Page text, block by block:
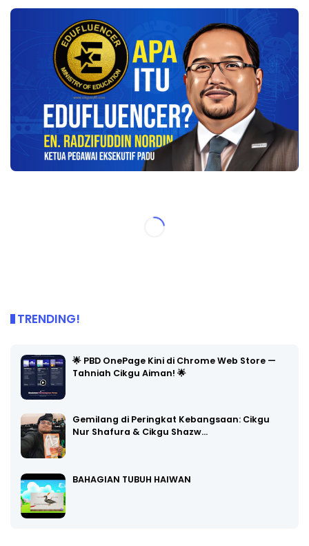
TRENDING!
🌟 PBD OnePage Kini di Chrome Web Store —
Tahniah Cikgu Aiman! 🌟
Gemilang di Peringkat Kebangsaan: Cikgu
Nur Shafura & Cikgu Shazw…
BAHAGIAN TUBUH HAIWAN